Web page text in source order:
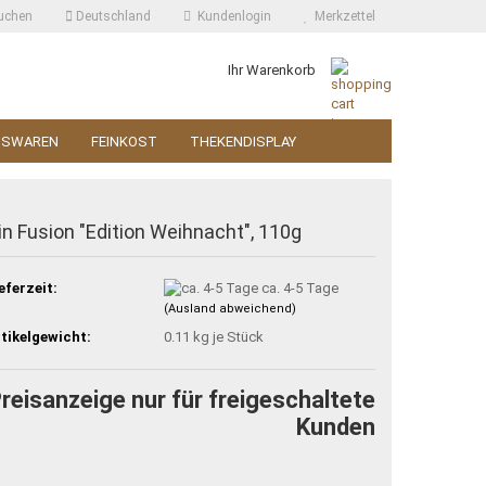
Deutschland Kundenlogin Merkzettel
Ihr Warenkorb
FEINKOST THEKENDISPLAY
Fusion "Edition Weihnacht", 110g
ca. 4-5 Tage
(Ausland abweichend)
0.11 kg je Stück
nur für freigeschaltete
Kunden